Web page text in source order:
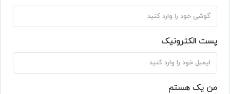
پست الکترونیک
من یک هستم